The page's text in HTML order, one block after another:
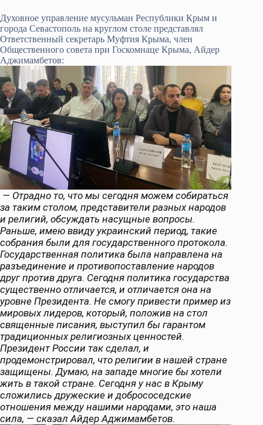
Духовное управление мусульман Республики Крым и
города Севастополь на круглом столе представлял
Ответственный секретарь Муфтия Крыма, член
Общественного совета при Госкомнаце Крыма, Айдер
Аджимамбетов:
— Отрадно то, что мы сегодня можем собираться
за таким столом, представители разных народов
и религий, обсуждать насущные вопросы.
Раньше, имею ввиду украинский период, такие
собрания были для государственного протокола.
Государственная политика была направлена на
разъединение и противопоставление народов
друг против друга. Сегодня политика государства
существенно отличается, и отличается она на
уровне Президента. Не смогу привести пример из
мировых лидеров, который, положив на стол
священные писания, выступил бы гарантом
традиционных религиозных ценностей.
Президент России так сделал, и
продемонстрировал, что религии в нашей стране
защищены. Думаю, на западе многие бы хотели
жить в такой стране. Сегодня у нас в Крыму
сложились дружеские и добрососедские
отношения между нашими народами, это наша
сила, — сказал Айдер Аджимамбетов.